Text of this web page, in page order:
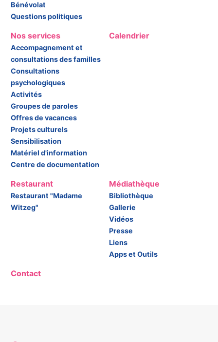
Bénévolat
Questions politiques
Nos services
Accompagnement et
consultations des familles
Consultations
psychologiques
Activités
Groupes de paroles
Offres de vacances
Projets culturels
Sensibilisation
Matériel d'information
Centre de documentation
Calendrier
Restaurant
Restaurant "Madame
Witzeg"
Médiathèque
Bibliothèque
Gallerie
Vidéos
Presse
Liens
Apps et Outils
Contact